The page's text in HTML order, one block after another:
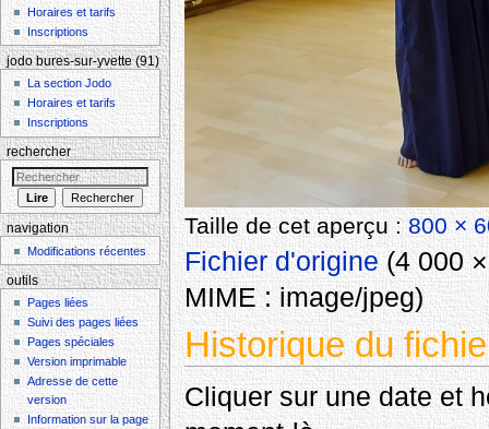
Taille de cet aperçu :800 ×
Fichier d'origine‎(4 000
MIME :image/jpeg)
Historique du
Cliquer sur une date et
Horaires et tarifs
Inscriptions
jodo bures-sur-yvette (91)
La section Jodo
Horaires et tarifs
Inscriptions
rechercher
navigation
Modifications récentes
outils
Pages liées
Suivi des pages liées
Pages spéciales
Version imprimable
Adresse de cette
version
Information sur la page